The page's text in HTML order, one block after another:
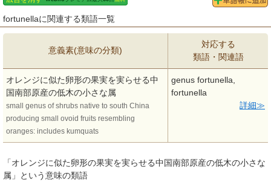
fortunellaに関連する類語一覧
意義素(意味の分類)
対応する
類語・関連語
オレンジに似た卵形の果実を実らせる中
国南部原産の低木の小さな属
small genus of shrubs native to south China
producing small ovoid fruits resembling
oranges: includes kumquats
genus fortunella,
fortunella
詳細
「オレンジに似た卵形の果実を実らせる中国南部原産の低木の小さな
属」という意味の類語